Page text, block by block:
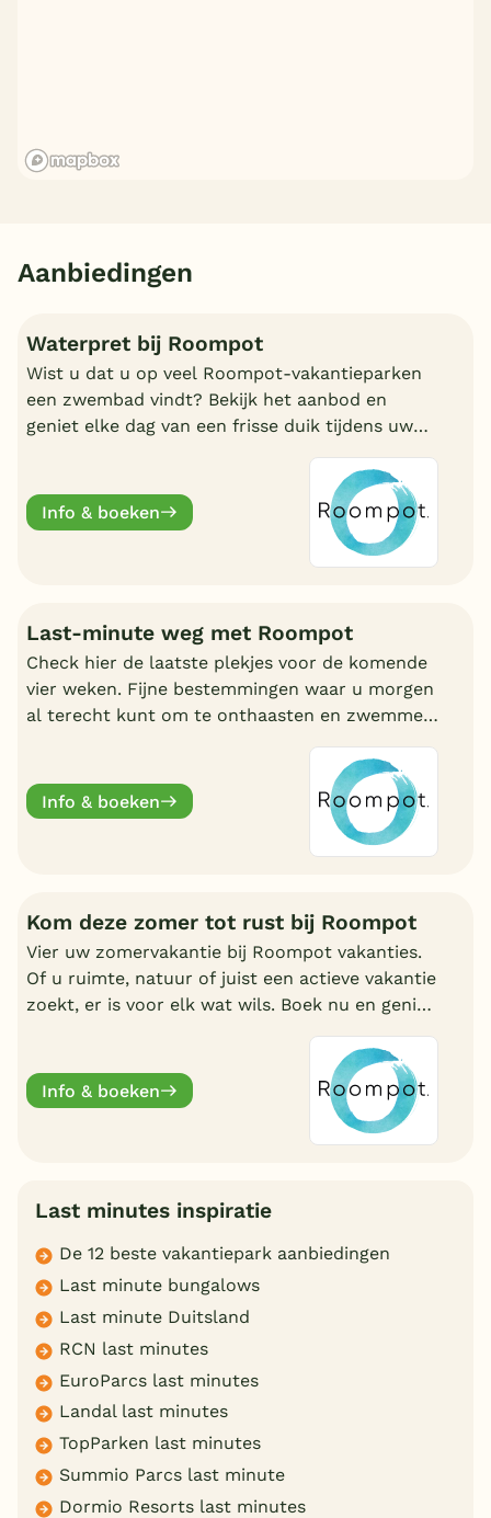
Aanbiedingen
Waterpret bij Roompot
Wist u dat u op veel Roompot-vakantieparken
een zwembad vindt? Bekijk het aanbod en
geniet elke dag van een frisse duik tijdens uw
Info & boeken
Last-minute weg met Roompot
Check hier de laatste plekjes voor de komende
vier weken. Fijne bestemmingen waar u morgen
al terecht kunt om te onthaasten en zwemmen.
Info & boeken
Kom deze zomer tot rust bij Roompot
Vier uw zomervakantie bij Roompot vakanties.
Of u ruimte, natuur of juist een actieve vakantie
zoekt, er is voor elk wat wils. Boek nu en geniet
Info & boeken
Last minutes inspiratie
De 12 beste vakantiepark aanbiedingen
Last minute bungalows
Last minute Duitsland
RCN last minutes
EuroParcs last minutes
Landal last minutes
TopParken last minutes
Summio Parcs last minute
Dormio Resorts last minutes